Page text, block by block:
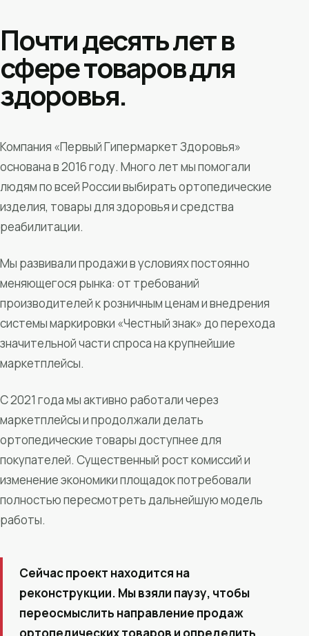
Почти десять лет в
сфере товаров для
здоровья.
Компания «Первый Гипермаркет Здоровья»
основана в 2016 году. Много лет мы помогали
людям по всей России выбирать ортопедические
изделия, товары для здоровья и средства
реабилитации.
Мы развивали продажи в условиях постоянно
меняющегося рынка: от требований
производителей к розничным ценам и внедрения
системы маркировки «Честный знак» до перехода
значительной части спроса на крупнейшие
маркетплейсы.
С 2021 года мы активно работали через
маркетплейсы и продолжали делать
ортопедические товары доступнее для
покупателей. Существенный рост комиссий и
изменение экономики площадок потребовали
полностью пересмотреть дальнейшую модель
работы.
Сейчас проект находится на
реконструкции. Мы взяли паузу, чтобы
переосмыслить направление продаж